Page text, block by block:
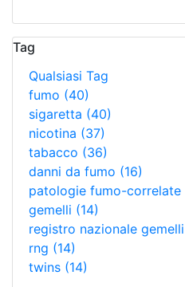
Tag
Qualsiasi Tag
fumo (40)
sigaretta (40)
nicotina (37)
tabacco (36)
danni da fumo (16)
patologie fumo-correlate
gemelli (14)
registro nazionale gemelli
rng (14)
twins (14)